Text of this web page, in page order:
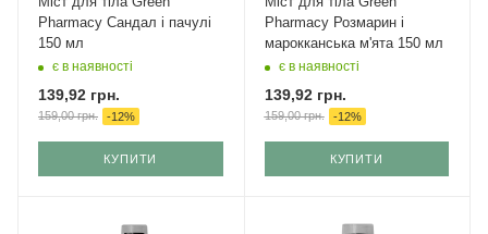
Pharmacy Сандал і пачулі
150 мл
є в наявності
139,92 грн.
159,00грн. -12%
КУПИТИ
Pharmacy Розмарин і
марокканська м'ята 150 мл
є в наявності
139,92грн.
159,00грн. -12%
КУПИТИ